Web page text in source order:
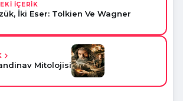
İÇERİK
İki Eser: Tolkien Ve Wagner
Mitolojisi